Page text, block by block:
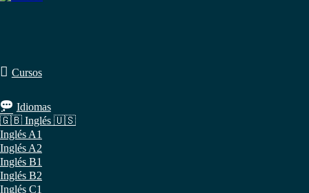
Cursos
Idiomas
🇬🇧 Inglés 🇺🇸
Inglés A1
Inglés A2
Inglés B1
Inglés B2
Inglés C1